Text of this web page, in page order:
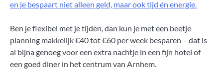
en je bespaart niet alleen geld, maar ook tijd én energie.
Ben je flexibel met je tijden, dan kun je met een beetje
planning makkelijk €40 tot €60 per week besparen – dat is
al bijna genoeg voor een extra nachtje in een fijn hotel of
een goed diner in het centrum van Arnhem.